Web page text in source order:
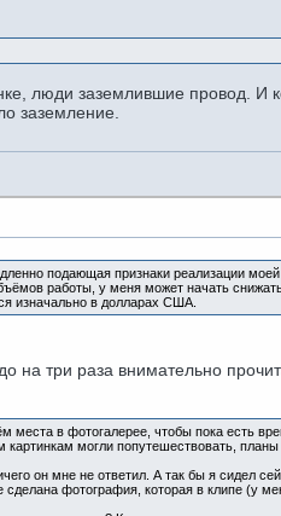
люди заземлившие провод. И
заземление.
подающая признаки реализации
работы, у меня может начать
изначально в долларах США.
на три раза внимательно
в фотогалерее, чтобы пока есть
могли попутешествовать,
он мне не ответил. А так бы я сидел
фотография, которая в клипе (у